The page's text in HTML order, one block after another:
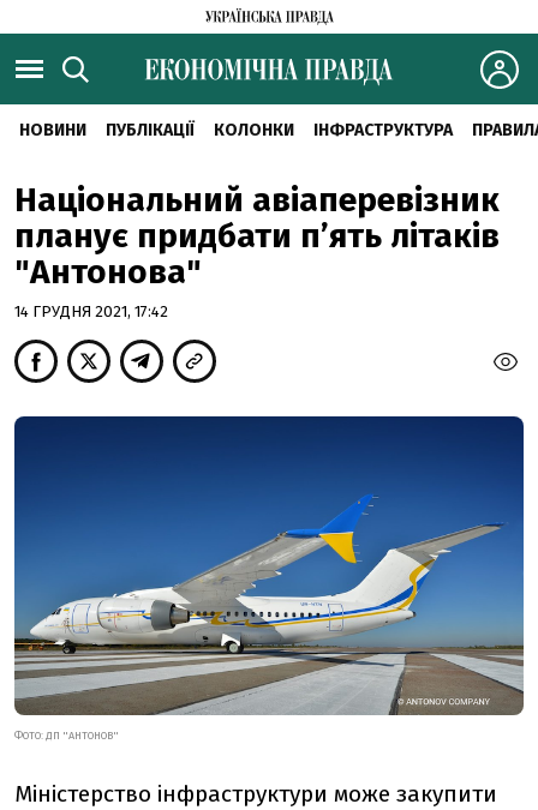
НОВИНИ ПУБЛІКАЦІЇ КОЛОНКИ ІНФРАСТРУКТУРА
Національний авіаперевізник
планує придбати п’ять літаків
"Антонова"
14 ГРУДНЯ 2021, 17:42
ФОТО: ДП "АНТОНОВ"
Міністерство інфраструктури може закупити